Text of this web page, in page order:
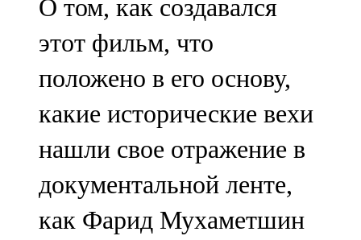
102,3 FM
Яңа чишмә
107,0 FM
Яр Чаллы
105,5 FM
О том, как создавался
этот фильм, что
положено в его основу,
какие исторические вехи
нашли свое отражение в
документальной ленте,
как Фарид Мухаметшин